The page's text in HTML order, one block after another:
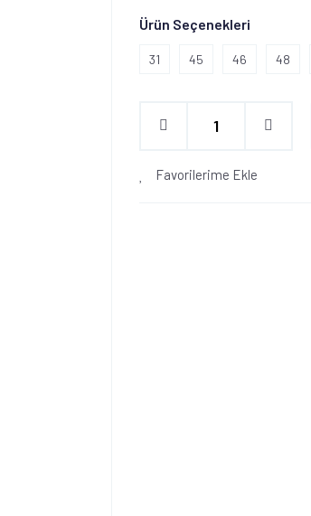
Ürün Seçenekleri
31 45 46 48
Favorilerime Ekle